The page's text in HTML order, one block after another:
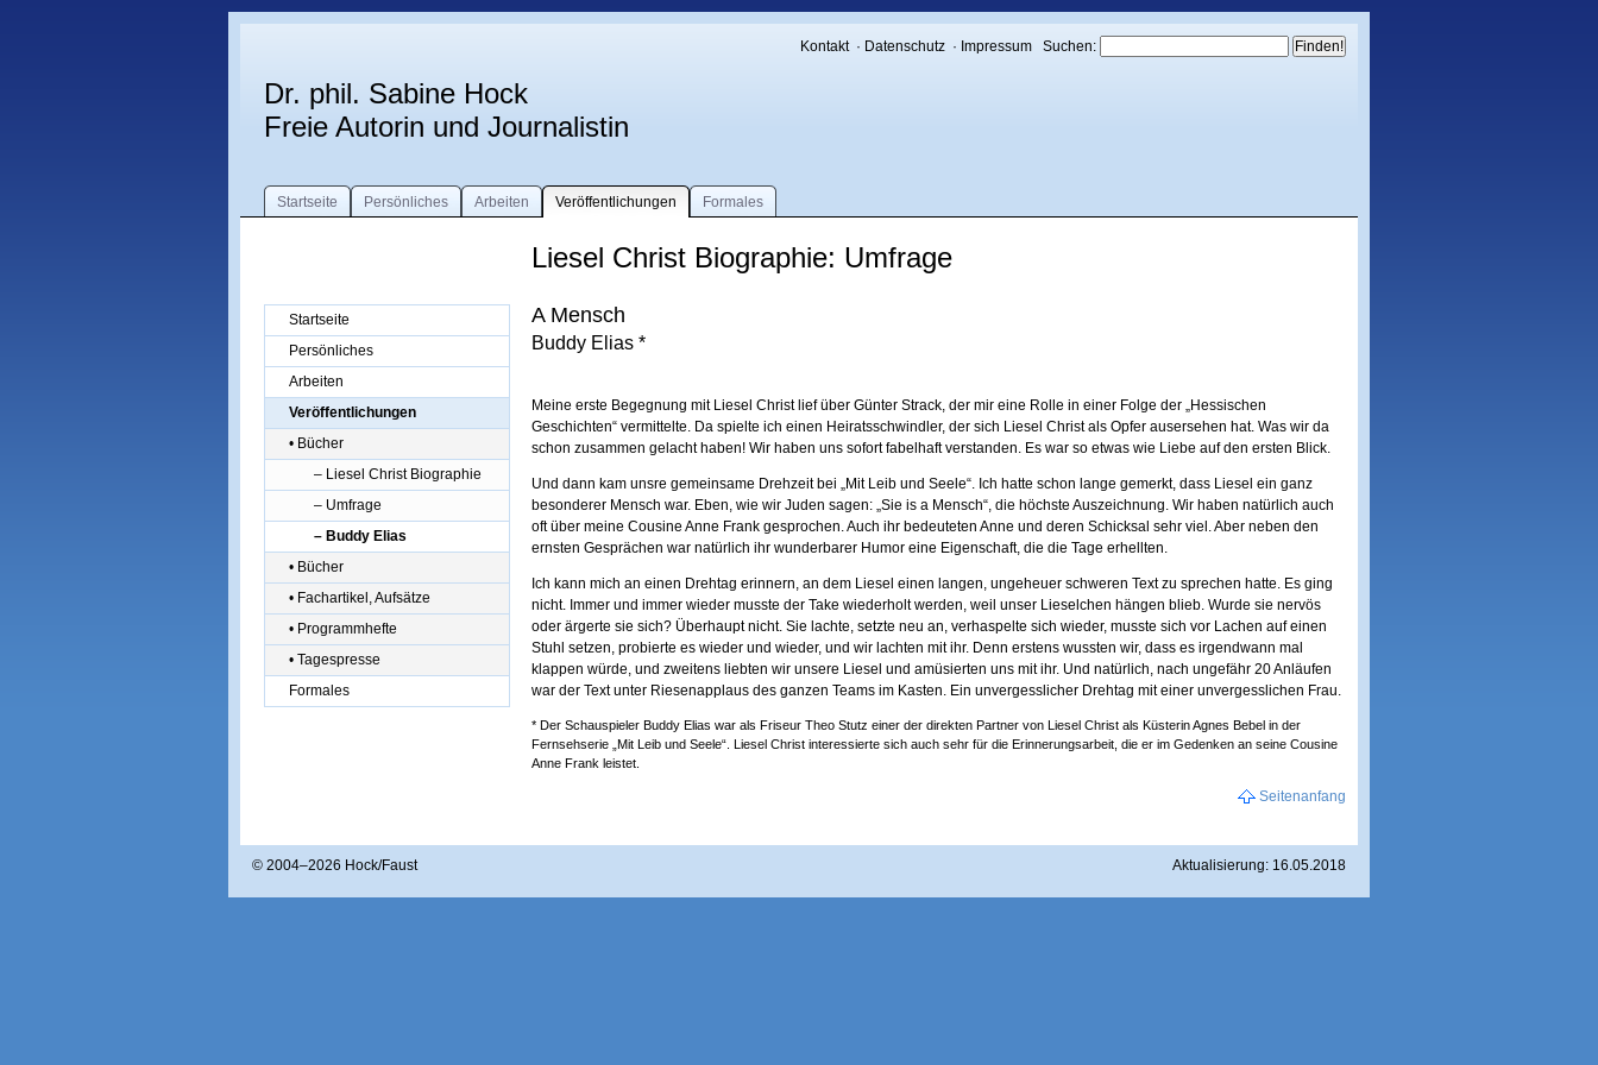
Kontakt · Datenschutz · Impressum Suchen:
Dr. phil. Sabine Hock
Freie Autorin und Journalistin
Startseite Persönliches Arbeiten Veröffentlichungen Formales
Liesel Christ Biographie: Umfrage
A Mensch
Buddy Elias *
Meine erste Begegnung mit Liesel Christ lief über Günter Strack, der mir eine Rolle in einer Folge der „Hessischen
Geschichten“ vermittelte. Da spielte ich einen Heiratsschwindler, der sich Liesel Christ als Opfer ausersehen hat. Was wir da
schon zusammen gelacht haben! Wir haben uns sofort fabelhaft verstanden. Es war so etwas wie Liebe auf den ersten Blick.
Und dann kam unsre gemeinsame Drehzeit bei „Mit Leib und Seele“. Ich hatte schon lange gemerkt, dass Liesel ein ganz
besonderer Mensch war. Eben, wie wir Juden sagen: „Sie is a Mensch“, die höchste Auszeichnung. Wir haben natürlich auch
oft über meine Cousine Anne Frank gesprochen. Auch ihr bedeuteten Anne und deren Schicksal sehr viel. Aber neben den
ernsten Gesprächen war natürlich ihr wunderbarer Humor eine Eigenschaft, die die Tage erhellten.
Ich kann mich an einen Drehtag erinnern, an dem Liesel einen langen, ungeheuer schweren Text zu sprechen hatte. Es ging
nicht. Immer und immer wieder musste der Take wiederholt werden, weil unser Lieselchen hängen blieb. Wurde sie nervös
oder ärgerte sie sich? Überhaupt nicht. Sie lachte, setzte neu an, verhaspelte sich wieder, musste sich vor Lachen auf einen
Stuhl setzen, probierte es wieder und wieder, und wir lachten mit ihr. Denn erstens wussten wir, dass es irgendwann mal
klappen würde, und zweitens liebten wir unsere Liesel und amüsierten uns mit ihr. Und natürlich, nach ungefähr 20 Anläufen
war der Text unter Riesenapplaus des ganzen Teams im Kasten. Ein unvergesslicher Drehtag mit einer unvergesslichen Frau.
* Der Schauspieler Buddy Elias war als Friseur Theo Stutz einer der direkten Partner von Liesel Christ als Küsterin Agnes Bebel in der
Fernsehserie „Mit Leib und Seele“. Liesel Christ interessierte sich auch sehr für die Erinnerungsarbeit, die er im Gedenken an seine Cousine
Anne Frank leistet.
Seitenanfang
Startseite
Persönliches
Arbeiten
Veröffentlichungen
• Bücher
– Liesel Christ Biographie
– Umfrage
– Buddy Elias
• Bücher
• Fachartikel, Aufsätze
• Programmhefte
• Tagespresse
Formales
© 2004–2026 Hock/Faust Aktualisierung: 16.05.2018